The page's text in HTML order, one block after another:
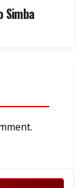
Simba